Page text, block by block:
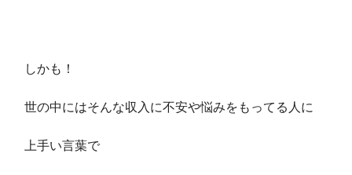
しかも！
世の中にはそんな収入に不安や悩みをもってる人に
上手い言葉で